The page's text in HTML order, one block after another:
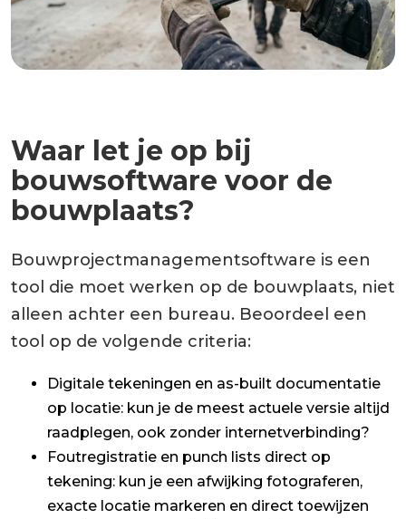
Waar let je op bij
bouwsoftware voor de
bouwplaats?
Bouwprojectmanagementsoftware is een
tool die moet werken op de bouwplaats, niet
alleen achter een bureau. Beoordeel een
tool op de volgende criteria:
Digitale tekeningen en as-built documentatie
op locatie: kun je de meest actuele versie altijd
raadplegen, ook zonder internetverbinding?
Foutregistratie en punch lists direct op
tekening: kun je een afwijking fotograferen,
exacte locatie markeren en direct toewijzen